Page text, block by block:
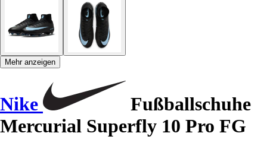
Mehr anzeigen
Nike
Fußballschuhe
Mercurial Superfly 10 Pro FG